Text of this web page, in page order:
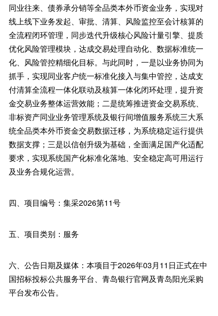
同业往来、债券承分销等全品类本外币资金业务，实现对
线上线下业务发起、审批、清算、风险监控至会计核算的
全流程闭环管理，同步迭代升级核心风险计量引擎、提质
优化风险管理模块，达成交易处理自动化、数据标准统一
化、风险管控精细化目标。与此同时，一是以业务协同为
抓手，实现同业客户统一标准化接入与集中管控，达成支
付清算全流程一体化联动及核算一体化闭环处理，提升资
金交易业务整体运营效能；二是统筹推进资金交易系统、
非标资产同业业务管理系统及银行间增值服务系统三大系
统全品类本外币资金交易数据迁移，为系统稳定运行提供
数据支撑；三是以信创升级为基础，全面满足国产化适配
要求，实现系统国产化标准化落地、安全稳定高可用运行
及业务合规化运营。
四、项目编号：集采2026第11号
五、项目类别：服务
六、公告日期及媒体：本项目于2026年03月11日正式在中
国招标投标公共服务平台、青岛银行官网及青岛阳光采购
平台发布公告。